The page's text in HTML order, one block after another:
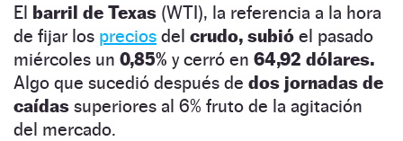
El barril de Texas (WTI), la referencia a la hora
de fijar los precios del crudo, subió el pasado
miércoles un 0,85% y cerró en 64,92 dólares.
Algo que sucedió después de dos jornadas de
caídas superiores al 6% fruto de la agitación
del mercado.